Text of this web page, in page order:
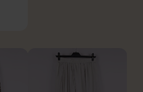
VARUMÄRKE